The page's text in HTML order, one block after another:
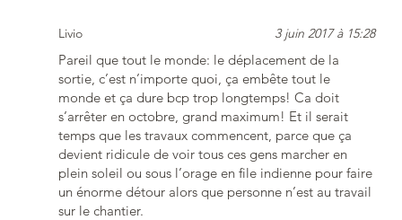
Livio 3 juin 2017 à 15:28
Pareil que tout le monde: le déplacement de la
sortie, c’est n’importe quoi, ça embête tout le
monde et ça dure bcp trop longtemps! Ca doit
s’arrêter en octobre, grand maximum! Et il serait
temps que les travaux commencent, parce que ça
devient ridicule de voir tous ces gens marcher en
plein soleil ou sous l’orage en file indienne pour faire
un énorme détour alors que personne n’est au travail
sur le chantier.